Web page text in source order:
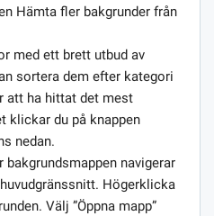
Hämta fler bakgrunder från
med ett brett utbud av
sortera dem efter kategori
att ha hittat det mest
klickar du på knappen
nedan.
bakgrundsmappen navigerar
Högerklicka
Välj ”Öppna mapp”